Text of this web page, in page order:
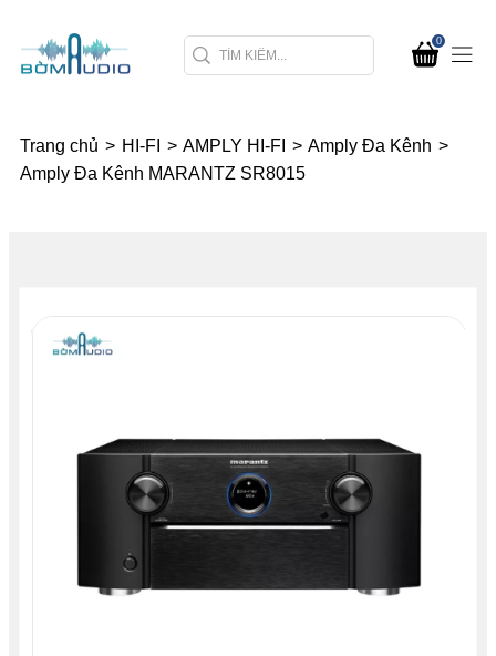
0
Trang chủ > HI-FI > AMPLY HI-FI > Amply Đa Kênh >
Amply Đa Kênh MARANTZ SR8015